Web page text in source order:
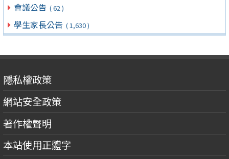
會議公告 ( 62 )
學生家長公告 ( 1,630 )
隱私權政策
網站安全政策
著作權聲明
本站使用正體字